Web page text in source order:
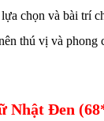
chọn và bài trí
thú vị và phong
Nhật Đen